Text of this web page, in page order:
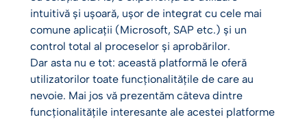
intuitivă și ușoară, ușor de integrat cu cele mai
comune aplicații (Microsoft, SAP etc.) și un
control total al proceselor și aprobărilor.
Dar asta nu e tot: această platformă le oferă
utilizatorilor toate funcționalitățile de care au
nevoie. Mai jos vă prezentăm câteva dintre
funcționalitățile interesante ale acestei platforme